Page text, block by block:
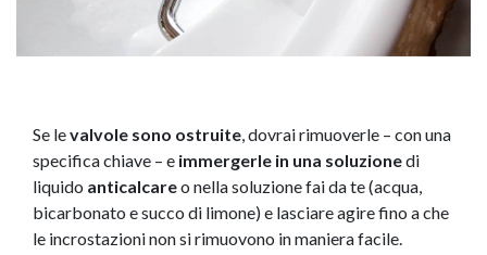
Se levalvole sono ostruite, dovrai rimuoverle – con una
specifica chiave – e immergerle in una soluzionedi
liquido anticalcareo nella soluzione fai da te (acqua,
bicarbonato e succo di limone) e lasciare agire fino a che
le incrostazioni non si rimuovono in maniera facile.